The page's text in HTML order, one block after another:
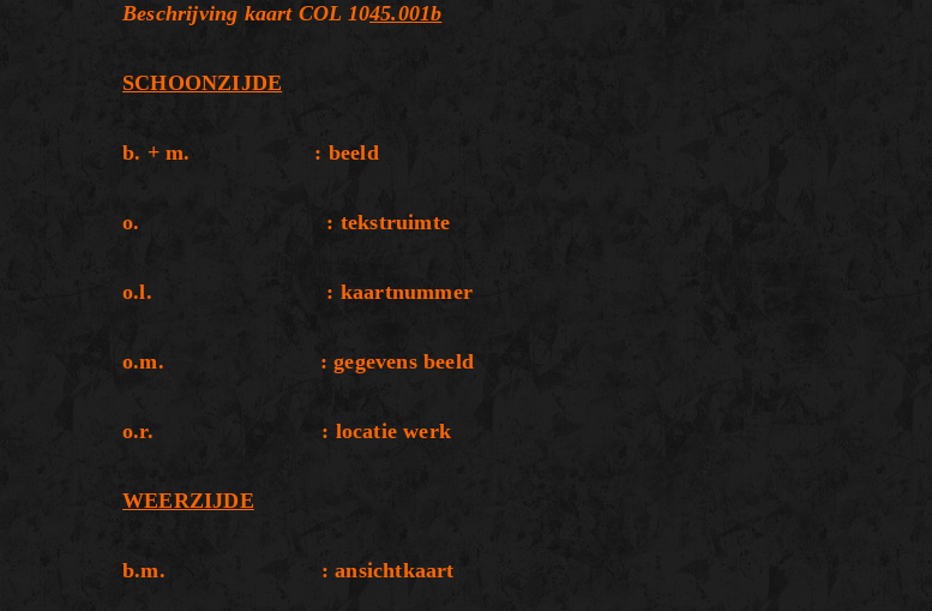
Beschrijving kaart COL 1045.001b
SCHOONZIJDE
b. + m. : beeld
o. : tekstruimte
o.l. : kaartnummer
o.m. : gegevens beeld
o.r. : locatie werk
WEERZIJDE
b.m. : ansichtkaart